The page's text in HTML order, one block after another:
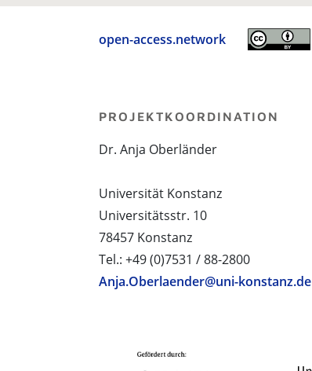
open-access.network
PROJEKTKOORDINATION
Dr. Anja Oberländer
Universität Konstanz
Universitätsstr. 10
78457 Konstanz
Tel.: +49 (0)7531 / 88-2800
Anja.Oberlaender@uni-konstanz.de